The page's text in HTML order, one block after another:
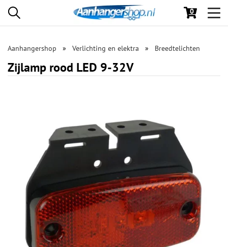
0
Aanhangershop Verlichting en elektra Breedtelichten
Zijlamp rood LED 9-32V